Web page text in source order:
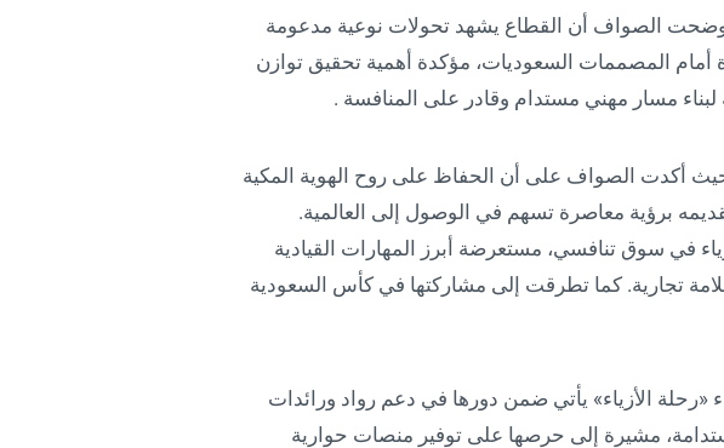
أوضحت الصواف أن القطاع يشهد تحولات نوعية مدعومة
آفاق جديدة أمام المصممات السعوديات، مؤكدة أهمية تحقيق توازن
لبناء مسار مهني مستدام وقادر على المنافسة .
حيث أكدت الصواف على أن الحفاظ على روح الهوية المكية
برؤية معاصرة تسهم في الوصول إلى العالمية.
في سوق تنافسي، مستعرضة أبرز المهارات القيادية
تجارية. كما تطرقت إلى مشاركتها في كأس السعودية
الأزياء» يأتي ضمن دورها في دعم رواد ورائدات
مشيرة إلى حرصها على توفير منصات حوارية